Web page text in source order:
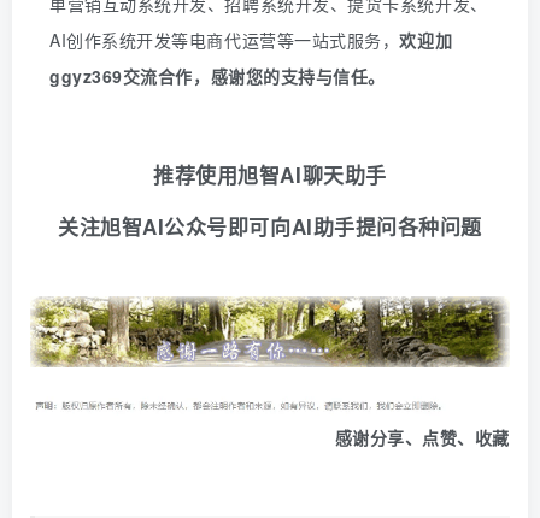
AI创作系统开发等电商代运营等一站式服务，欢迎加
ggyz369交流合作，感谢您的支持与信任。
推荐使用旭智AI聊天助手
关注旭智AI公众号即可向AI助手提问各种问题
感谢分享、点赞、收藏